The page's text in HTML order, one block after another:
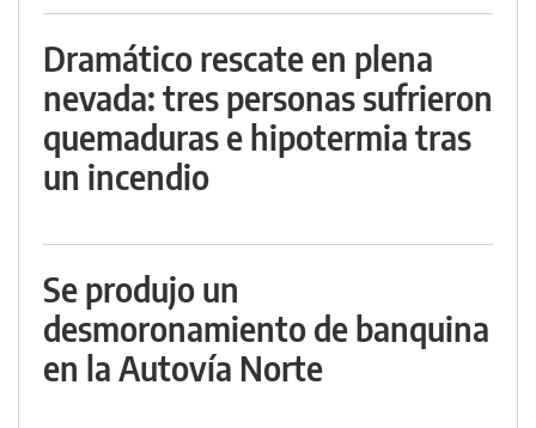
Dramático rescate en plena
nevada: tres personas sufrieron
quemaduras e hipotermia tras
un incendio
Se produjo un
desmoronamiento de banquina
en la Autovía Norte